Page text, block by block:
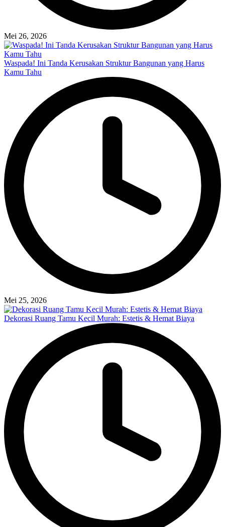
Mei 26, 2026
Waspada! Ini Tanda Kerusakan Struktur Bangunan yang Harus
Kamu Tahu
Mei 25, 2026
Dekorasi Ruang Tamu Kecil Murah: Estetis & Hemat Biaya